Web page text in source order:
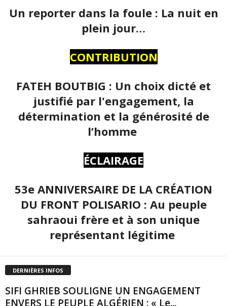
Un reporter dans la foule : La nuit en
plein jour…
CONTRIBUTION
FATEH BOUTBIG : Un choix dicté et
justifié par l'engagement, la
détermination et la générosité de
l’homme
ÉCLAIRAGE
53e ANNIVERSAIRE DE LA CRÉATION
DU FRONT POLISARIO : Au peuple
sahraoui frère et à son unique
représentant légitime
DERNIÈRES INFOS
SIFI GHRIEB SOULIGNE UN ENGAGEMENT
ENVERS LE PEUPLE ALGÉRIEN : « Le...